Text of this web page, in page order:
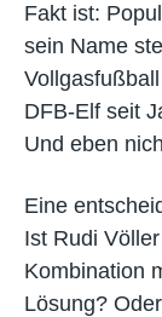
Fakt ist:
sein Name
DFB-Elf seit
Und eben
Eine
Ist Rudi
Kombination
Lösung?